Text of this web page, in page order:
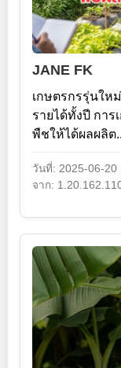
JANE FK
เกษตรกรรุ่นให
รายได้ทั้งปี การ
พืชให้ได้ผลผลิต
วันที่: 2025-06-20
จาก: